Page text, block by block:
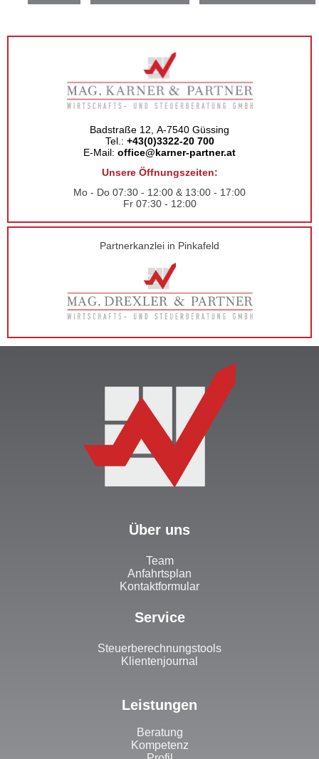
Badstraße 12, A-7540 Güssing
Tel.: +43(0)3322-20 700
E-Mail: office@karner-partner.at
Unsere Öffnungszeiten:
Mo - Do 07:30 - 12:00 & 13:00 - 17:00
Fr 07:30 - 12:00
Partnerkanzlei in Pinkafeld
Über uns
Team
Anfahrtsplan
Kontaktformular
Service
Steuerberechnungstools
Klientenjournal
Leistungen
Beratung
Kompetenz